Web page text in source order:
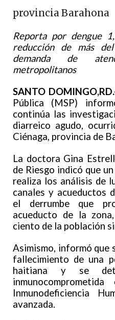
provincia Barahona
Reporta por dengue
reducción de más
demanda de
metropolitanos
SANTO
Pública (MSP)
continúa las
diarreico agudo,
Ciénaga, provincia de
La doctora Gina
de Riesgo indicó que
realiza los análisis de
canales y acueductos
el derrumbe que
acueducto de la
ciento de la población
Asimismo, informó que
fallecimiento de una
haitiana y se
Inmunodeficiencia
avanzada.